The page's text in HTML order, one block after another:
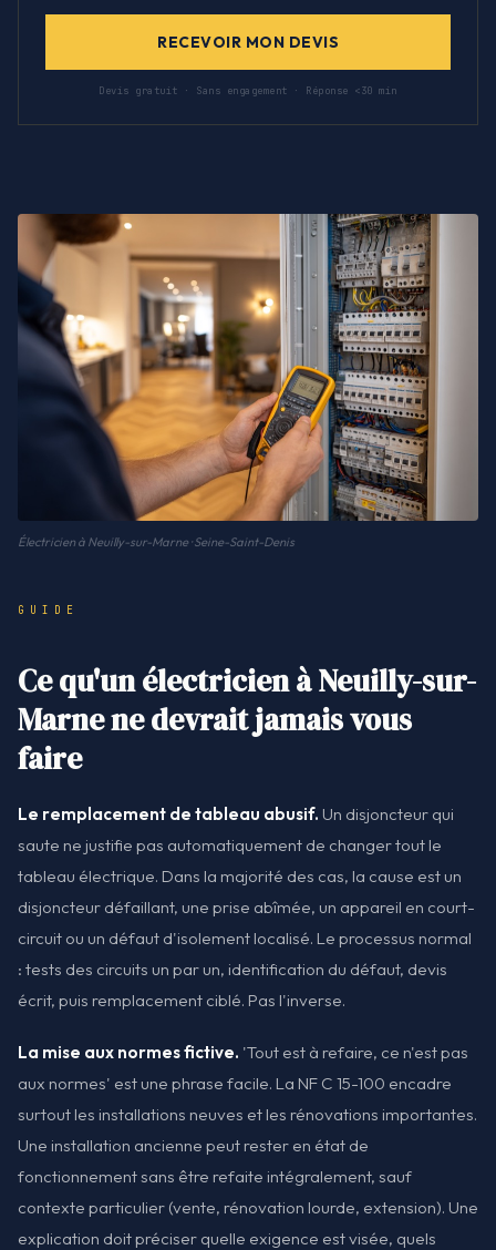
RECEVOIR MON DEVIS
Devis gratuit · Sans engagement · Réponse <30 min
Électricien à Neuilly-sur-Marne · Seine-Saint-Denis
GUIDE
Ce qu'un électricien à Neuilly-sur-
Marne ne devrait jamais vous
faire
Le remplacement de tableau abusif. Un disjoncteur qui
saute ne justifie pas automatiquement de changer tout le
tableau électrique. Dans la majorité des cas, la cause est un
disjoncteur défaillant, une prise abîmée, un appareil en court-
circuit ou un défaut d'isolement localisé. Le processus normal
: tests des circuits un par un, identification du défaut, devis
écrit, puis remplacement ciblé. Pas l'inverse.
La mise aux normes fictive. 'Tout est à refaire, ce n'est pas
aux normes' est une phrase facile. La NF C 15-100 encadre
surtout les installations neuves et les rénovations importantes.
Une installation ancienne peut rester en état de
fonctionnement sans être refaite intégralement, sauf
contexte particulier (vente, rénovation lourde, extension). Une
explication doit préciser quelle exigence est visée, quels